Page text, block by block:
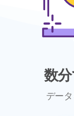
数
デー